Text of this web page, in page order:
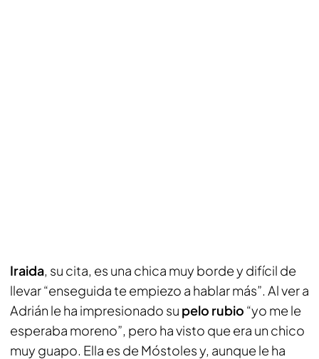
Iraida, su cita, es una chica muy borde y difícil de
llevar “enseguida te empiezo a hablar más”. Al ver a
Adrián le ha impresionado su pelo rubio “yo me le
esperaba moreno”, pero ha visto que era un chico
muy guapo. Ella es de Móstoles y, aunque le ha